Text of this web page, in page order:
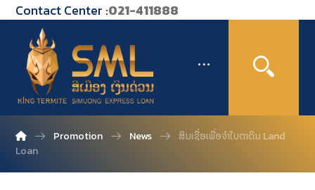
Contact Center :021-411888
Promotion News
ສິນເຊື່ອເພື່ອຈຳໃບຕາດິນ Land
Loan